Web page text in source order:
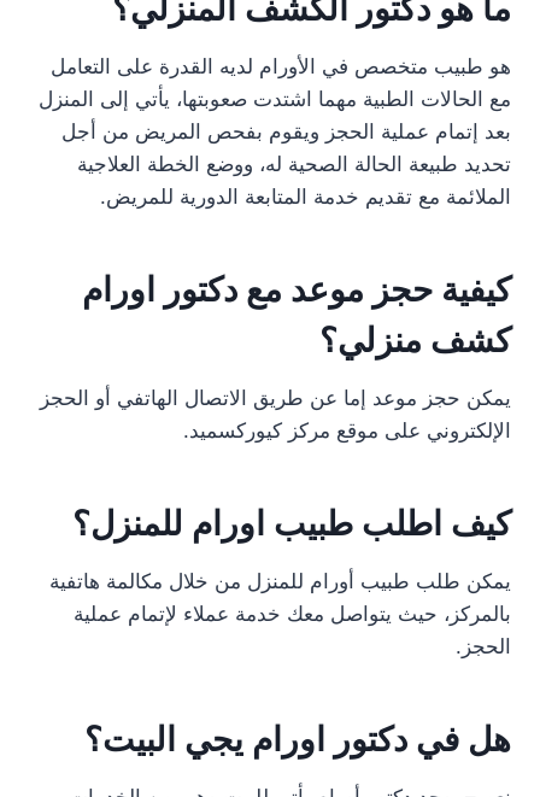
ما هو دكتور الكشف المنزلي؟
هو طبيب متخصص في الأورام لديه القدرة على التعامل
مع الحالات الطبية مهما اشتدت صعوبتها، يأتي إلى المنزل
بعد إتمام عملية الحجز ويقوم بفحص المريض من أجل
تحديد طبيعة الحالة الصحية له، ووضع الخطة العلاجية
الملائمة مع تقديم خدمة المتابعة الدورية للمريض.
كيفية حجز موعد مع دكتور اورام
كشف منزلي؟
يمكن حجز موعد إما عن طريق الاتصال الهاتفي أو الحجز
الإلكتروني على موقع مركز كيوركسميد.
كيف اطلب طبيب اورام للمنزل؟
يمكن طلب طبيب أورام للمنزل من خلال مكالمة هاتفية
بالمركز، حيث يتواصل معك خدمة عملاء لإتمام عملية
الحجز.
هل في دكتور اورام يجي البيت؟